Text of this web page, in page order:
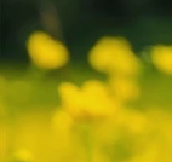
obsah